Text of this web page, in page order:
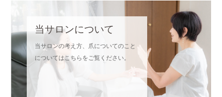
当サロンについて
当サロンの考え方、爪についてのこと
についてはこちらをご覧ください。